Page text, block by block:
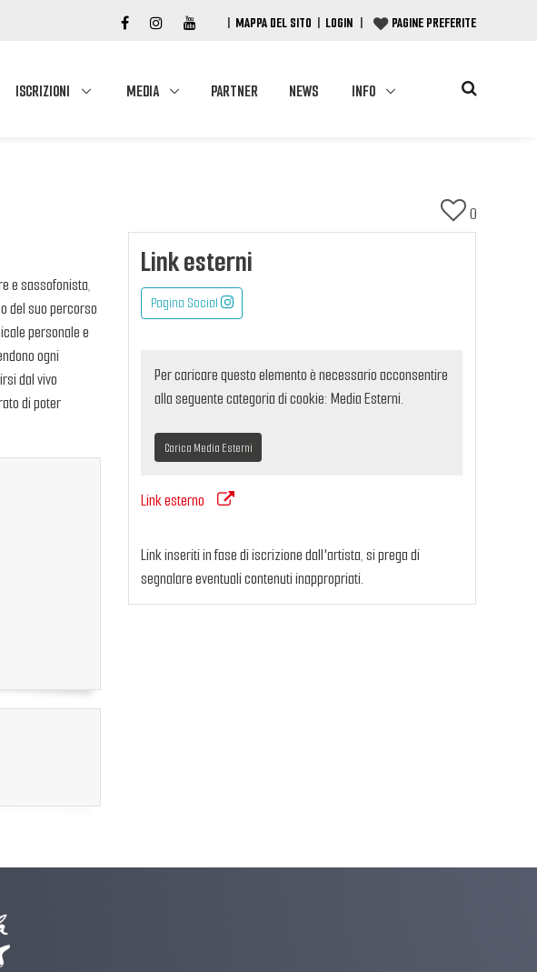
| MAPPA DEL SITO | LOGIN | PAGINE PREFERITE
ISCRIZIONI MEDIA PARTNER NEWS INFO
0
e sassofonista,
del suo percorso
personale e
ogni
dal vivo
di poter
Link esterni
Pagina Social
Per caricare questo elemento è necessario acconsentire
alla seguente categoria di cookie: Media Esterni.
Carica Media Esterni
Link esterno
Link inseriti in fase di iscrizione dall'artista, si prega di
segnalare eventuali contenuti inappropriati.